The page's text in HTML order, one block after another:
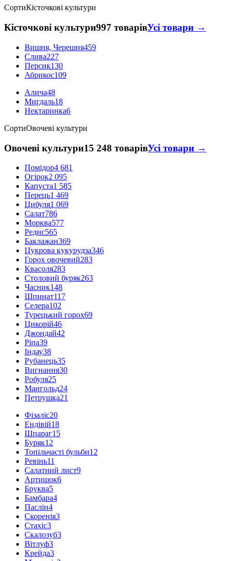
СортиКісточкові культури
Кісточкові культури997 товарівУсі товари →
Вишня, Черешня459
Слива227
Персик130
Абрикос109
Алича48
Мигдаль18
Нектаринка6
СортиОвочеві культури
Овочеві культури15 248 товарівУсі товари →
Помідор4 681
Огірок2 095
Капуста1 585
Перець1 469
Цибуля1 069
Салат786
Морква577
Редис565
Баклажан369
Цукрова кукурудза346
Горох овочевий283
Квасоля283
Столовий буряк263
Часник148
Шпинат117
Селера102
Турецький горох69
Цикорій46
Джондай42
Ріпа39
Індау38
Рубанець35
Вигнання30
Робуля25
Мангольд24
Петрушка21
Фізаліс20
Ендівій18
Шпараг15
Буряк12
Топільчасті бульби12
Ревінь11
Салатний лист9
Артишок6
Бруква5
Бамбара4
Паслін4
Скоренія3
Стахіс3
Скалозуб3
Вітлуф3
Крейда3